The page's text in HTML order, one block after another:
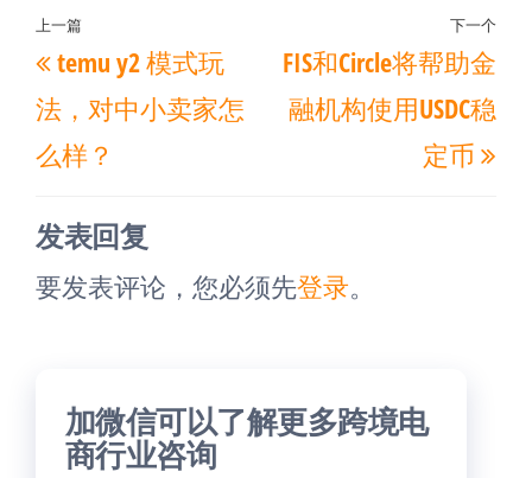
文
章
导
航
上
一
篇
文
章
上一篇
temu y2 模式玩
法，对中小卖家怎
么样？
下
篇
下一个
FIS和Circle将帮助金
融机构使用USDC稳
定币
发表回复
要发表评论，您必须先登录。
加微信可以了解更多跨境电
商行业咨询